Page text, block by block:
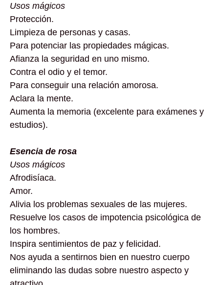
Usos mágicos
Protección.
Limpieza de personas y casas.
Para potenciar las propiedades mágicas.
Afianza la seguridad en uno mismo.
Contra el odio y el temor.
Para conseguir una relación amorosa.
Aclara la mente.
Aumenta la memoria (excelente para exámenes y
estudios).
Esencia de rosa
Usos mágicos
Afrodisíaca.
Amor.
Alivia los problemas sexuales de las mujeres.
Resuelve los casos de impotencia psicológica de
los hombres.
Inspira sentimientos de paz y felicidad.
Nos ayuda a sentirnos bien en nuestro cuerpo
eliminando las dudas sobre nuestro aspecto y